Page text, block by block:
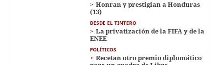
Honran y prestigian a Honduras
(13)
DESDE EL TINTERO
La privatización de la FIFA y de la
ENEE
POLÍTICOS
Recetan otro premio diplomático